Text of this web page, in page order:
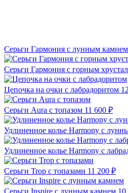
Серьги Гармония с лунным камнем
Серьги Гармония с горным
Цепочка на очки с лабрадоритом
Серьги Aura с топазом 11 600 ₽
Удлиненное колье Harmony с
Удлиненное колье Harmony с
Серьги Trop с топазами 11 200 ₽
Серьги Inspire с лунным камнем 10